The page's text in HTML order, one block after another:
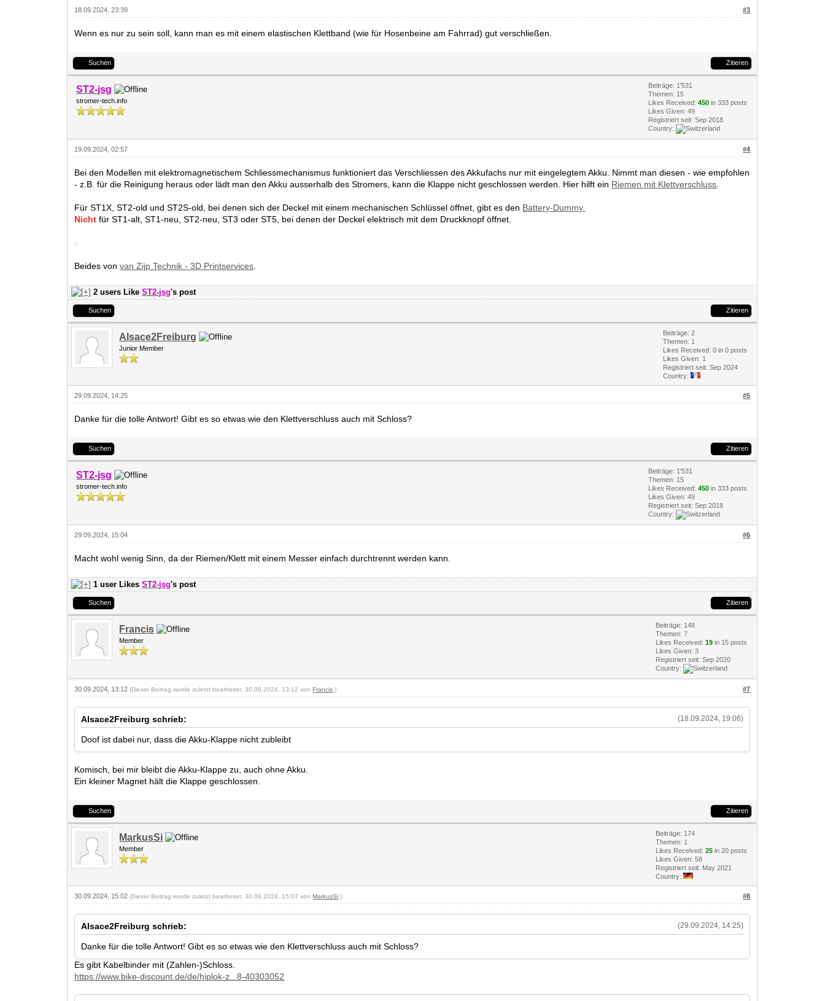
#3
18.09.2024, 23:39
Wenn es nur zu sein soll, kann man es mit einem elastischen Klettband (wie für Hosenbeine am Fahrrad) gut verschließen.
Suchen Zitieren
ST2-jsg
stromer-tech.info
Beiträge: 1'531
Themen: 15
Likes Received:450 in 333 posts
Likes Given: 49
Registriert seit: Sep 2018
Country:
#4
19.09.2024, 02:57
Bei den Modellen mit elektromagnetischem Schliessmechanismus funktioniert das Verschliessen des Akkufachs nur mit eingelegtem Akku. Nimmt man diesen - wie empfohlen
- z.B. für die Reinigung heraus oder lädt man den Akku ausserhalb des Stromers, kann die Klappe nicht geschlossen werden. Hier hilft ein Riemen mit Klettverschluss
Für ST1X, ST2-old und ST2S-old, bei denen sich der Deckel mit einem mechanischen Schlüssel öffnet, gibt es den Battery-Dummy.
Nicht für ST1-alt, ST1-neu, ST2-neu, ST3 oder ST5, bei denen der Deckel elektrisch mit dem Druckknopf öffnet.
Beides vonvan Zijp Technik - 3D Printservices
2 users LikeST2-jsg's post
Suchen Zitieren
Alsace2Freiburg
Junior Member
Beiträge: 2
Themen: 1
Likes Received:0 in 0 posts
Likes Given: 1
Registriert seit: Sep 2024
Country:
#5
29.09.2024, 14:25
Danke für die tolle Antwort! Gibt es so etwas wie den Klettverschluss auch mit Schloss?
Suchen Zitieren
ST2-jsg
stromer-tech.info
Beiträge: 1'531
Themen: 15
Likes Received:450 in 333 posts
Likes Given: 49
Registriert seit: Sep 2018
Country:
#6
29.09.2024, 15:04
Macht wohl wenig Sinn, da der Riemen/Klett mit einem Messer einfach durchtrennt werden kann.
1 user LikesST2-jsg's post
Suchen Zitieren
Francis
Member
Beiträge: 148
Themen: 7
Likes Received:19 in 15 posts
Likes Given: 3
Registriert seit: Sep 2020
Country:
#7
30.09.2024, 13:12(Dieser Beitrag wurde zuletzt bearbeitet: 30.09.2024, 13:12 vonFrancis .)
(18.09.2024, 19:06)
Alsace2Freiburg schrieb:
Doof ist dabei nur, dass die Akku-Klappe nicht zubleibt
Komisch, bei mir bleibt die Akku-Klappe zu, auch ohne Akku.
Ein kleiner Magnet hält die Klappe geschlossen.
Suchen Zitieren
MarkusSi
Member
Beiträge: 174
Themen: 1
Likes Received:25 in 20 posts
Likes Given: 58
Registriert seit: May 2021
Country:
#8
30.09.2024, 15:02(Dieser Beitrag wurde zuletzt bearbeitet: 30.09.2024, 15:07 vonMarkusSi .)
(29.09.2024, 14:25)
Alsace2Freiburg schrieb:
Danke für die tolle Antwort! Gibt es so etwas wie den Klettverschluss auch mit Schloss?
Es gibt Kabelbinder mit (Zahlen-)Schloss.
https://www.bike-discount.de/de/hiplok-z...8-40303052